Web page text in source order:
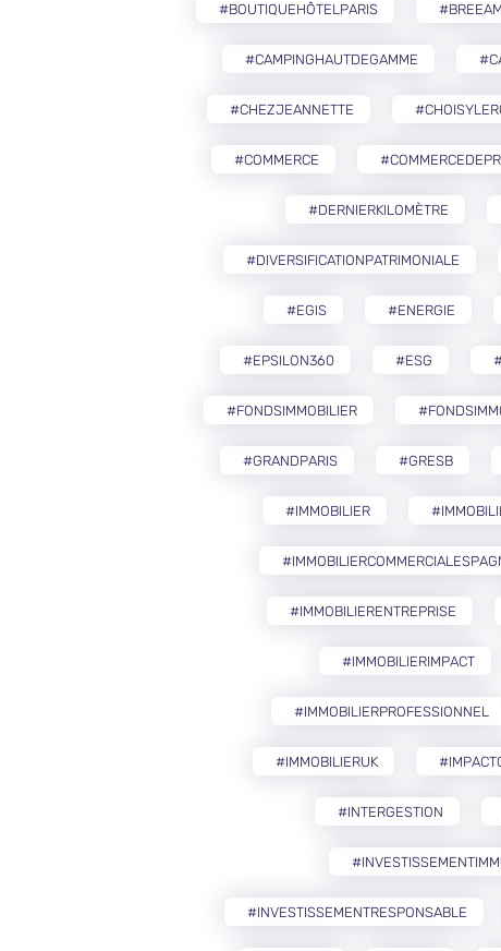
#BOUTIQUEHÔTELPARIS #BREEAM
#CAMPINGHAUTDEGAMME
#CHEZJEANNETTE
#COMMERCE
#DERNIERKILOMÈTRE
#DIVERSIFICATIONPATRIMONIALE
#EGIS #ENERGIE
#EPSILON360 #ESG
#FONDSIMMOBILIER
#GRANDPARIS #GRESB
#IMMOBILIER
#IMMOBILIERENTREPRISE
#IMMOBILIERIMPACT
#IMMOBILIERPROFESSIONNEL
#IMMOBILIERUK
#INTERGESTION
#INVESTISSEMENTRESPONSABLE